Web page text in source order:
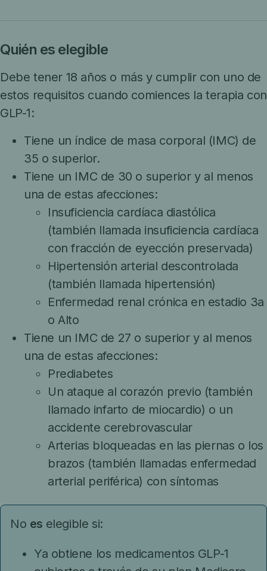
Quién es elegible
Debe tener 18 años o más y cumplir con uno de
estos requisitos cuando comiences la terapia con
GLP-1:
Tiene un índice de masa corporal (IMC) de
35 o superior.
Tiene un IMC de 30 o superior y al menos
una de estas afecciones:
Insuficiencia cardíaca diastólica
(también llamada insuficiencia cardíaca
con fracción de eyección preservada)
Hipertensión arterial descontrolada
(también llamada hipertensión)
Enfermedad renal crónica en estadio 3a
o Alto
Tiene un IMC de 27 o superior y al menos
una de estas afecciones:
Prediabetes
Un ataque al corazón previo (también
llamado infarto de miocardio) o un
accidente cerebrovascular
Arterias bloqueadas en las piernas o los
brazos (también llamadas enfermedad
arterial periférica) con síntomas
No es elegible si:
Ya obtiene los medicamentos GLP-1